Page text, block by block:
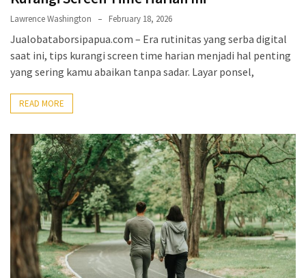
CATEGORIES
Productivity
Time
(67)
Mindset
(67)
Journaling
Habits
(66)
Lawrence Washington February 18, 2026
Jualobataborsipapua.com – Era rutinitas yang serba digital
saat ini, tips kurangi screen time harian menjadi hal penting
yang sering kamu abaikan tanpa sadar. Layar ponsel,
READ MORE